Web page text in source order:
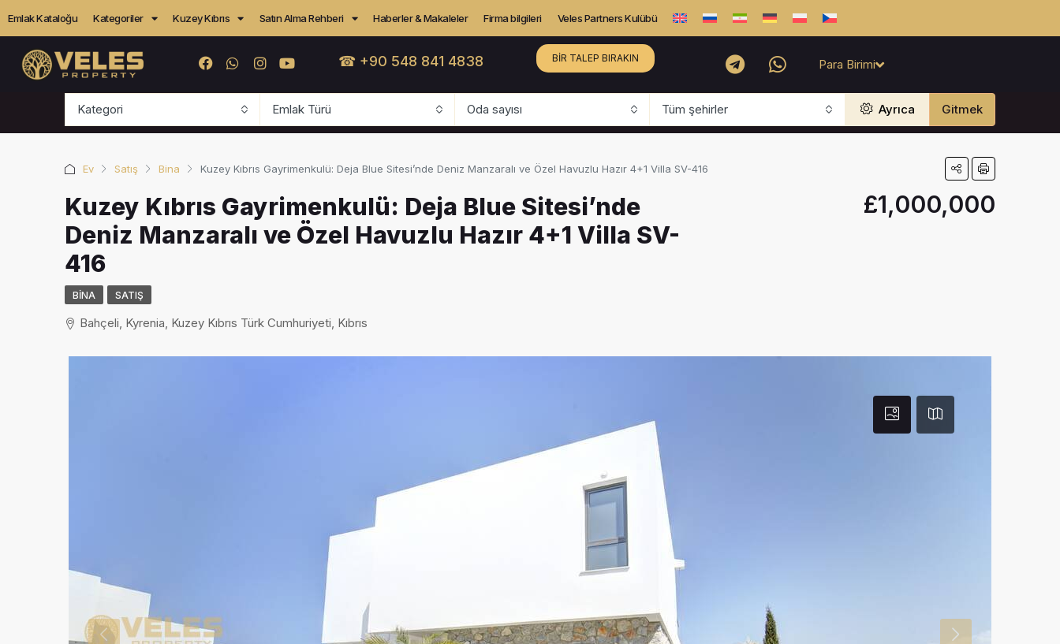
Emlak Kataloğu Kategoriler Kuzey Kıbrıs Satın Alma Rehberi Haberler & Makaleler Firma bilgileri Veles Partners Kulübü
☎ +90 548 841 4838 BIR TALEP BIRAKIN Para Birimi
Kategori Emlak Türü Oda sayısı Tüm şehirler Ayrıca Gitmek
Ev Satış Bina Kuzey Kıbrıs Gayrimenkulü: Deja Blue Sitesi’nde Deniz Manzaralı ve Özel Havuzlu Hazır 4+1 Villa SV-416
Kuzey Kıbrıs Gayrimenkulü: Deja Blue Sitesi’nde
Deniz Manzaralı ve Özel Havuzlu Hazır 4+1 Villa SV-
416
£1,000,000
BINA SATIŞ
Bahçeli, Kyrenia, Kuzey Kıbrıs Türk Cumhuriyeti, Kıbrıs